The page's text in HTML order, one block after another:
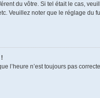
du vôtre. Si tel était le cas,
Veuillez noter que le réglage
l’heure n’est toujours pas